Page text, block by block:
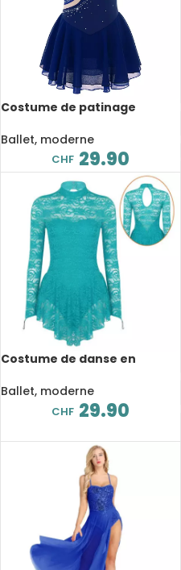
Costume de patinage
pour enfant, strass brillant
Ballet, moderne
CHF 29.90
Costume de danse en
col montant, dentelle
douce, justaucorps
Ballet, moderne
CHF 29.90